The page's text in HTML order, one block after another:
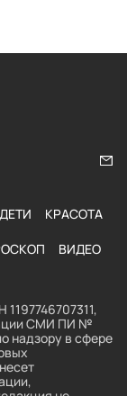
ДЕТИ КРАСОТА
ВИДЕО
СМИ ПИ №
надзору в сфере